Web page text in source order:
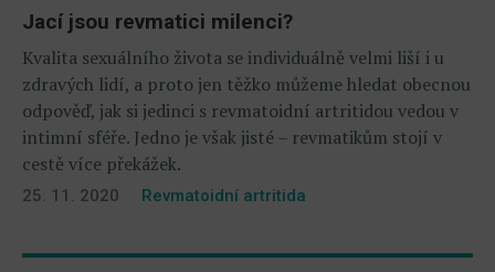
Jací jsou revmatici milenci?
Kvalita sexuálního života se individuálně velmi liší i u
zdravých lidí, a proto jen těžko můžeme hledat obecnou
odpověď, jak si jedinci s revmatoidní artritidou vedou v
intimní sféře. Jedno je však jisté – revmatikům stojí v
cestě více překážek.
25. 11. 2020 Revmatoidní artritida